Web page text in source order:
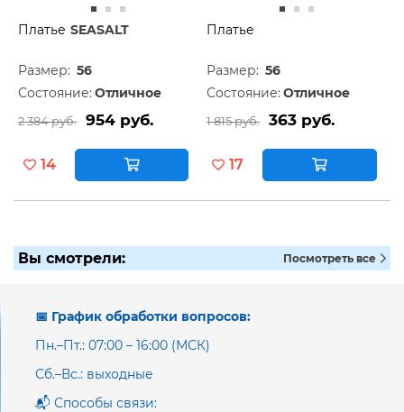
Платье SEASALT
Размер: 56
Состояние: Отличное
2 384 руб. 954 руб.
14
Платье
Размер: 56
Состояние: Отличное
1 815 руб. 363 руб.
17
Вы смотрели: Посмотреть все
📅 График обработки вопросов:
Пн.–Пт.: 07:00 – 16:00 (МСК)
Сб.–Вс.: выходные
📬 Способы связи: